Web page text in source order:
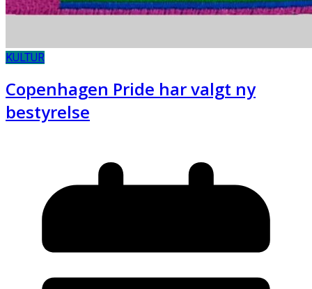
KULTUR
Copenhagen Pride har valgt ny
bestyrelse